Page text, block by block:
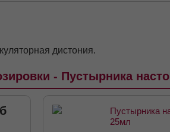
дистония.
- Пустырника
Пустырника
25мл